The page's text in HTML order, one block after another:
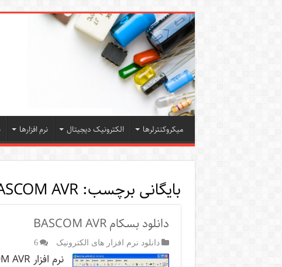
میکروکنترلرها الکترونیک دیجیتال نرم افزارها
بایگانی برچسب:AVR
دانلود بسکام BASCOM AVR
دانلود نرم افزار های الکترونیک 6